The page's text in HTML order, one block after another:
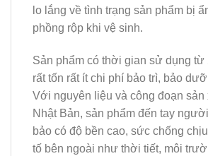
lo lắng về tình trạng sản phẩm bị
phồng rộp khi vệ sinh.
Sản phẩm có thời gian sử dụng từ
rất tốn rất ít chi phí bảo trì, bảo
Với nguyên liệu và công đoạn sản
Nhật Bản, sản phẩm đến tay
bảo có độ bền cao, sức chống
tố bên ngoài như thời tiết, môi